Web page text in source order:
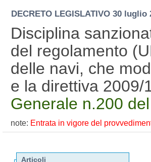
DECRETO LEGISLATIVO 30 luglio
Disciplina
del regolamento
delle navi, che
e la direttiva
Generale n.200
note: Entrata in vigore del